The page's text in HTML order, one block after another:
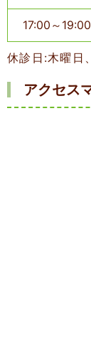
17:00～19:00
休診日:木曜日
アクセス